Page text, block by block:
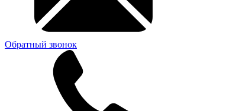
Обратный звонок